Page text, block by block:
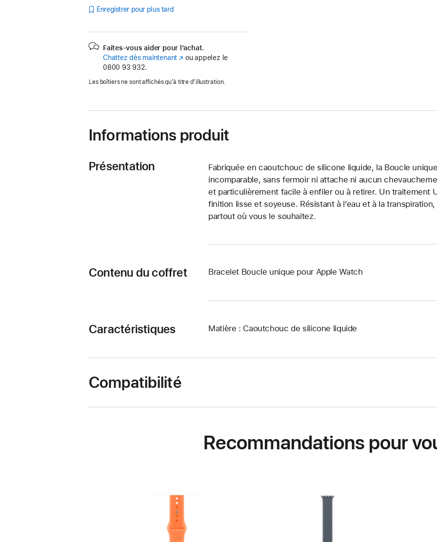
Enregistrer pour plus tard
Faites-vous aider pour l’achat.
Chattez dès maintenant (s’ouvre
nouvelle
ou appelez le
0800 93 932.
Les boîtiers ne sont affichés qu’à titre d’illustration.
Informations produit
Présentation
Fabriquée en caoutchouc de silicone liquide, la Boucle
incomparable, sans fermoir ni attache ni aucun
et particulièrement facile à enfiler ou à retirer. Un traitement
finition lisse et soyeuse. Résistant à l’eau et à la
partout où vous le souhaitez.
Contenu du coffret Bracelet Boucle unique pour Apple Watch
Caractéristiques Matière : Caoutchouc de silicone liquide
Compatibilité
Recommandations pour